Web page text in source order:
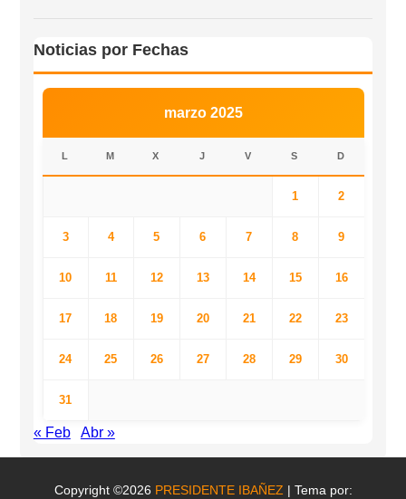
Noticias por Fechas
marzo 2025
L M X J V S D
1 2
3 4 5 6 7 8 9
10 11 12 13 14 15 16
17 18 19 20 21 22 23
24 25 26 27 28 29 30
31
« Feb Abr »
Copyright ©2026 PRESIDENTE IBAÑEZ | Tema por: